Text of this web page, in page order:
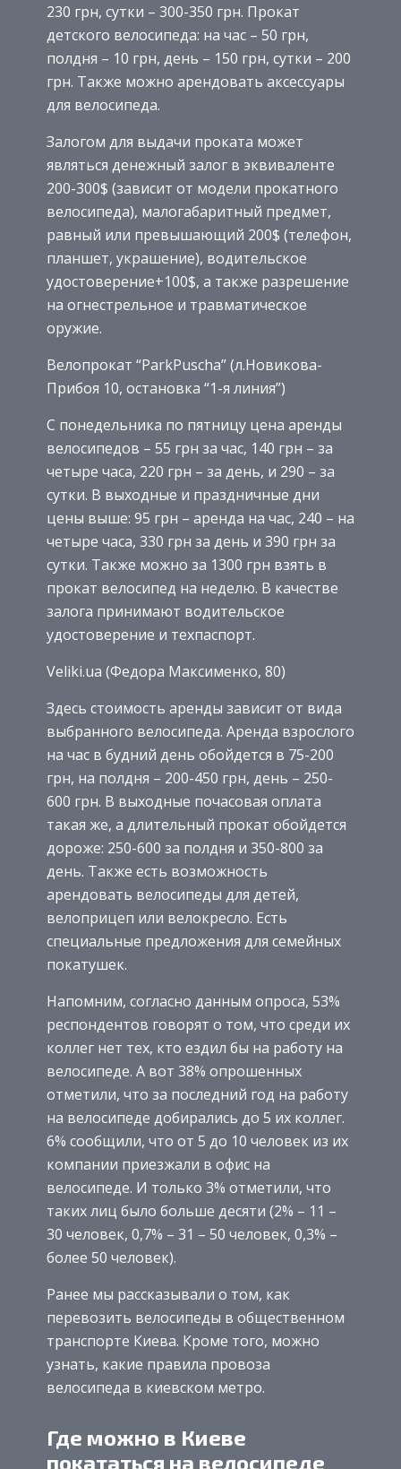
230 грн, сутки – 300-350 грн. Прокат
детского велосипеда: на час – 50 грн,
полдня – 10 грн, день – 150 грн, сутки – 200
грн. Также можно арендовать аксессуары
для велосипеда.
Залогом для выдачи проката может
являться денежный залог в эквиваленте
200-300$ (зависит от модели прокатного
велосипеда), малогабаритный предмет,
равный или превышающий 200$ (телефон,
планшет, украшение), водительское
удостоверение+100$, а также разрешение
на огнестрельное и травматическое
оружие.
Велопрокат “ParkPuscha” (л.Новикова-
Прибоя 10, остановка “1-я линия”)
С понедельника по пятницу цена аренды
велосипедов – 55 грн за час, 140 грн – за
четыре часа, 220 грн – за день, и 290 – за
сутки. В выходные и праздничные дни
цены выше: 95 грн – аренда на час, 240 – на
четыре часа, 330 грн за день и 390 грн за
сутки. Также можно за 1300 грн взять в
прокат велосипед на неделю. В качестве
залога принимают водительское
удостоверение и техпаспорт.
Veliki.ua (Федора Максименко, 80)
Здесь стоимость аренды зависит от вида
выбранного велосипеда. Аренда взрослого
на час в будний день обойдется в 75-200
грн, на полдня – 200-450 грн, день – 250-
600 грн. В выходные почасовая оплата
такая же, а длительный прокат обойдется
дороже: 250-600 за полдня и 350-800 за
день. Также есть возможность
арендовать велосипеды для детей,
велоприцеп или велокресло. Есть
специальные предложения для семейных
покатушек.
Напомним, согласно данным опроса, 53%
респондентов говорят о том, что среди их
коллег нет тех, кто ездил бы на работу на
велосипеде. А вот 38% опрошенных
отметили, что за последний год на работу
на велосипеде добирались до 5 их коллег.
6% сообщили, что от 5 до 10 человек из их
компании приезжали в офис на
велосипеде. И только 3% отметили, что
таких лиц было больше десяти (2% – 11 –
30 человек, 0,7% – 31 – 50 человек, 0,3% –
более 50 человек).
Ранее мы рассказывали о том, как
перевозить велосипеды в общественном
транспорте Киева. Кроме того, можно
узнать, какие правила провоза
велосипеда в киевском метро.
Где можно в Киеве
покататься на велосипеде